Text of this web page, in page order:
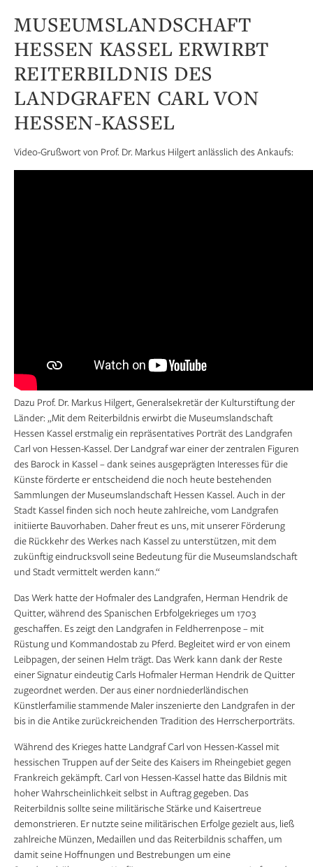
MUSEUMSLANDSCHAFT
HESSEN KASSEL ERWIRBT
REITERBILDNIS DES
LANDGRAFEN CARL VON
HESSEN-KASSEL
Video-Grußwort von Prof. Dr. Markus Hilgert anlässlich des Ankaufs:
Dazu Prof. Dr. Markus Hilgert, Generalsekretär der Kulturstiftung der
Länder: „Mit dem Reiterbildnis erwirbt die Museumslandschaft
Hessen Kassel erstmalig ein repräsentatives Porträt des Landgrafen
Carl von Hessen-Kassel. Der Landgraf war einer der zentralen Figuren
des Barock in Kassel – dank seines ausgeprägten Interesses für die
Künste förderte er entscheidend die noch heute bestehenden
Sammlungen der Museumslandschaft Hessen Kassel. Auch in der
Stadt Kassel finden sich noch heute zahlreiche, vom Landgrafen
initiierte Bauvorhaben. Daher freut es uns, mit unserer Förderung
die Rückkehr des Werkes nach Kassel zu unterstützen, mit dem
zukünftig eindrucksvoll seine Bedeutung für die Museumslandschaft
und Stadt vermittelt werden kann.“
Das Werk hatte der Hofmaler des Landgrafen, Herman Hendrik de
Quitter, während des Spanischen Erbfolgekrieges um 1703
geschaffen. Es zeigt den Landgrafen in Feldherrenpose – mit
Rüstung und Kommandostab zu Pferd. Begleitet wird er von einem
Leibpagen, der seinen Helm trägt. Das Werk kann dank der Reste
einer Signatur eindeutig Carls Hofmaler Herman Hendrik de Quitter
zugeordnet werden. Der aus einer nordniederländischen
Künstlerfamilie stammende Maler inszenierte den Landgrafen in der
bis in die Antike zurückreichenden Tradition des Herrscherporträts.
Während des Krieges hatte Landgraf Carl von Hessen-Kassel mit
hessischen Truppen auf der Seite des Kaisers im Rheingebiet gegen
Frankreich gekämpft. Carl von Hessen-Kassel hatte das Bildnis mit
hoher Wahrscheinlichkeit selbst in Auftrag gegeben. Das
Reiterbildnis sollte seine militärische Stärke und Kaisertreue
demonstrieren. Er nutzte seine militärischen Erfolge gezielt aus, ließ
zahlreiche Münzen, Medaillen und das Reiterbildnis schaffen, um
damit seine Hoffnungen und Bestrebungen um eine